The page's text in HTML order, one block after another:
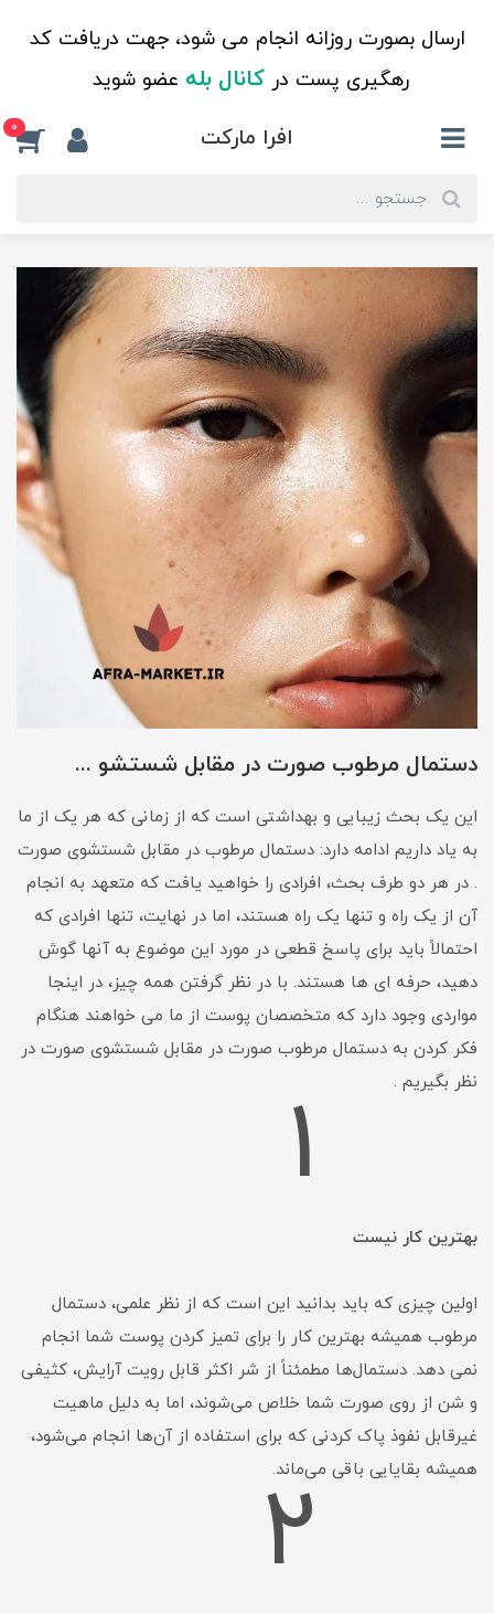
ارسال بصورت روزانه انجام می شود، جهت دریافت کد
رهگیری پست درکانال بله عضو شوید
افرا مارکت 0
دستمال مرطوب صورت در مقابل شستشو ...
این یک بحث زیبایی و بهداشتی است که از زمانی که هر یک از ما
به یاد داریم ادامه دارد: دستمال مرطوب در مقابل شستشوی صورت
. در هر دو طرف بحث، افرادی را خواهید یافت که متعهد به انجام
آن از یک راه و تنها یک راه هستند، اما در نهایت، تنها افرادی که
احتمالاً باید برای پاسخ قطعی در مورد این موضوع به آنها گوش
دهید، حرفه ای ها هستند. با در نظر گرفتن همه چیز، در اینجا
مواردی وجود دارد که متخصصان پوست از ما می خواهند هنگام
فکر کردن به دستمال مرطوب صورت در مقابل شستشوی صورت در
نظر بگیریم .
1
بهترین کار نیست
اولین چیزی که باید بدانید این است که از نظر علمی، دستمال
مرطوب همیشه بهترین کار را برای تمیز کردن پوست شما انجام
نمی دهد. دستمال‌ها مطمئناً از شر اکثر قابل رویت آرایش، کثیفی
و شن از روی صورت شما خلاص می‌شوند، اما به دلیل ماهیت
غیرقابل نفوذ پاک کردنی که برای استفاده از آن‌ها انجام می‌شود،
همیشه بقایایی باقی می‌ماند.
2